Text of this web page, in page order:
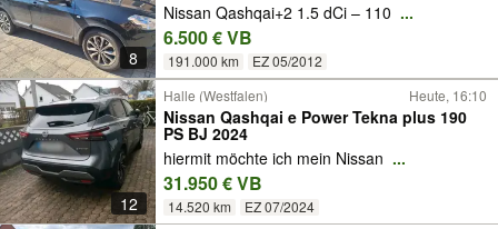
8
Nissan Qashqai+2 1.5 dCi – 110 ...
6.500 € VB
191.000 km EZ 05/2012
12
Halle (Westfalen) Heute, 16:10
Nissan Qashqai e Power Tekna plus 190
PS BJ 2024
hiermit möchte ich mein Nissan ...
31.950 € VB
14.520 km EZ 07/2024